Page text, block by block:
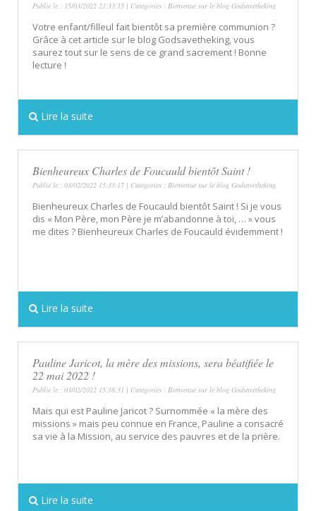
Publié le : 15/03/2022 21:33:15 | Catégories : Bienvenue sur le blog Godsavetheking
Votre enfant/filleul fait bientôt sa première communion ?
Grâce à cet article sur le blog Godsavetheking, vous
saurez tout sur le sens de ce grand sacrement ! Bonne
lecture !
Lire la suite
Bienheureux Charles de Foucauld bientôt Saint !
Publié le : 03/02/2022 15:33:17 | Catégories : Bienvenue sur le blog Godsavetheking
Bienheureux Charles de Foucauld bientôt Saint ! Si je vous
dis « Mon Père, mon Père je m’abandonne à toi, … » vous
me dites ? Bienheureux Charles de Foucauld évidemment !
Lire la suite
Pauline Jaricot, la mère des missions, sera béatifiée le
22 mai 2022 !
Publié le : 03/02/2022 15:16:31 | Catégories : Bienvenue sur le blog Godsavetheking
Mais qui est Pauline Jaricot ? Surnommée « la mère des
missions » mais peu connue en France, Pauline a consacré
sa vie à la Mission, au service des pauvres et de la prière.
Lire la suite